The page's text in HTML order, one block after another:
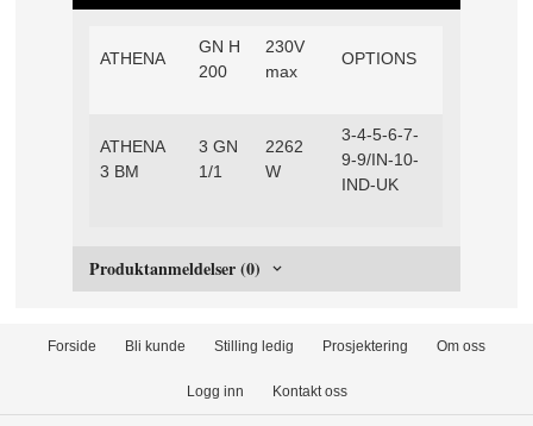
ATHENA
GN H
200
230V
max
OPTIONS
ATHENA
3 BM
3 GN
1/1
2262
W
3-4-5-6-7-
9-9/IN-10-
IND-UK
Produktanmeldelser (0)
Forside Bli kunde Stilling ledig Prosjektering Om oss
Logg inn Kontakt oss